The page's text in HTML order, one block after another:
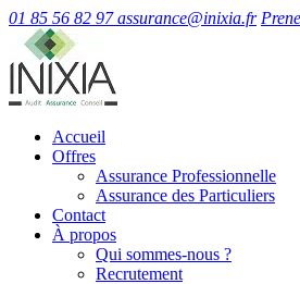
01 85 56 82 97 assurance@inixia.fr
Accueil
Offres
Assurance Professionnelle
Assurance des Particuliers
Contact
À propos
Qui sommes-nous ?
Recrutement